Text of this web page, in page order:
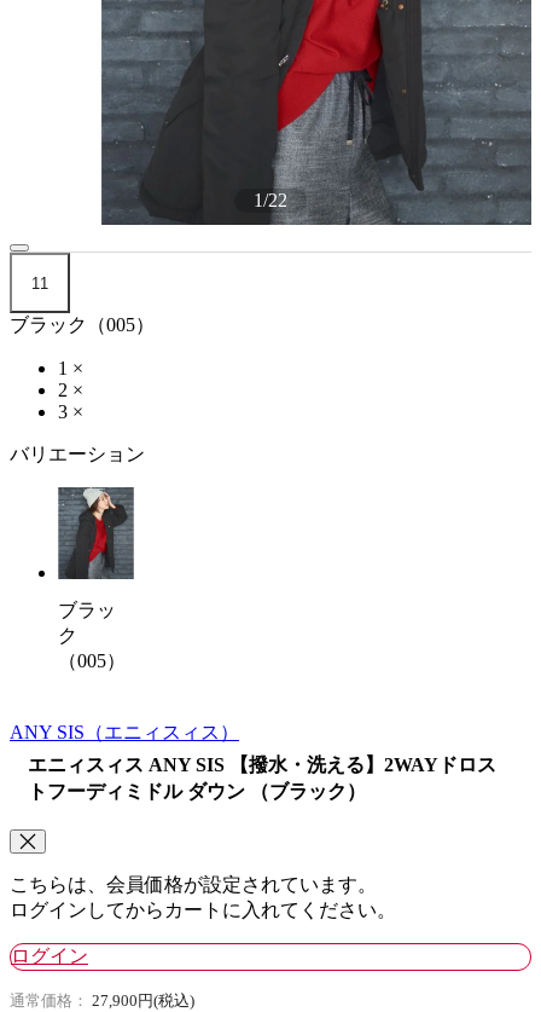
1/22
11
ブラック（005）
1 ×
2 ×
3 ×
バリエーション
ブラッ
ク
（005）
ANY SIS （エニィスィス）
エニィスィス ANY SIS 【撥水・洗える】2WAYドロス
トフーディミドル ダウン （ブラック）
こちらは、会員価格が設定されています。
ログインしてからカートに入れてください。
ログイン
通常価格： 27,900円(税込)